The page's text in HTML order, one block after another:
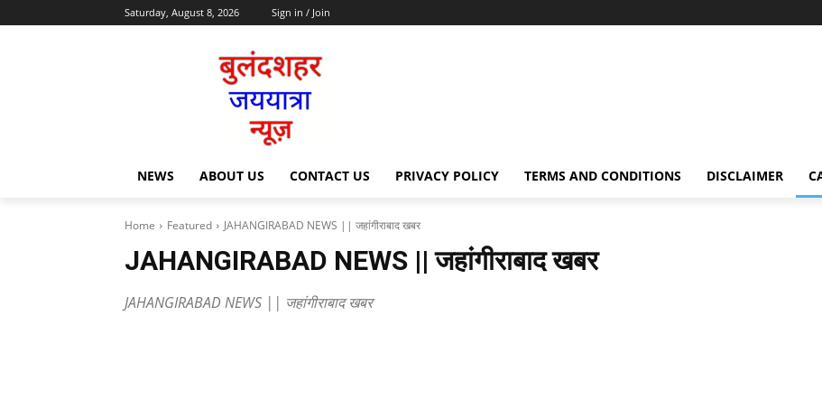
Saturday, August 8, 2026 Sign in / Join
NEWS ABOUT US CONTACT US PRIVACY POLICY TERMS AND CONDITIONS DISCLAIMER
Home Featured JAHANGIRABAD NEWS || जहांगीराबाद खबर
JAHANGIRABAD NEWS || जहांगीराबाद खबर
JAHANGIRABAD NEWS || जहांगीराबाद खबर